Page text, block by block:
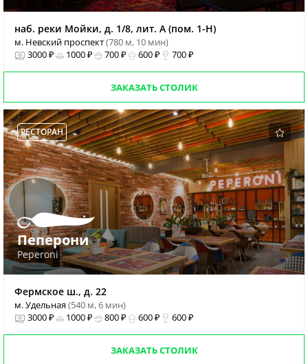
наб. реки Мойки, д. 1/8, лит. А (пом. 1-Н)
м. Невский проспект(780 м, 10 мин)
3000 ₽
1000 ₽ 700 ₽ 600 ₽ 700 ₽
ЗАКАЗАТЬ СТОЛИК
РЕСТОРАН
Пеперони
Peperoni
Фермское ш., д. 22
м. Удельная(540 м, 6 мин)
3000 ₽
1000 ₽ 800 ₽ 600 ₽ 600 ₽
ЗАКАЗАТЬ СТОЛИК